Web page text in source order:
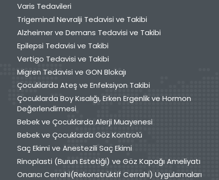
Varis Tedavileri
Trigeminal Nevralji Tedavisi ve Takibi
Alzheimer ve Demans Tedavisi ve Takibi
Epilepsi Tedavisi ve Takibi
Vertigo Tedavisi ve Takibi
Migren Tedavisi ve GON Blokajı
Çocuklarda Ateş ve Enfeksiyon Takibi
Çocuklarda Boy Kısalığı, Erken Ergenlik ve Hormon
Değerlendirmesi
Bebek ve Çocuklarda Alerji Muayenesi
Bebek ve Çocuklarda Göz Kontrolü
Saç Ekimi ve Anestezili Saç Ekimi
Rinoplasti (Burun Estetiği) ve Göz Kapağı Ameliyatı
Onarıcı Cerrahi(Rekonstrüktif Cerrahi) Uygulamaları